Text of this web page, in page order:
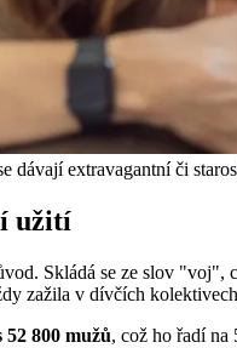
dávají extravagantní či
užití
Skládá se ze slov "voj",
zažila v dívčích
52 800 mužů, což ho řadí na